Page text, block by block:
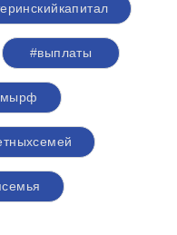
#выплаты